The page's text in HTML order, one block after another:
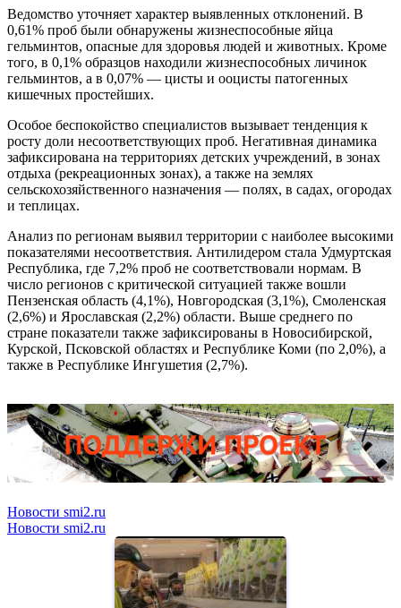
Ведомство уточняет характер выявленных отклонений. В
0,61% проб были обнаружены жизнеспособные яйца
гельминтов, опасные для здоровья людей и животных. Кроме
того, в 0,1% образцов находили жизнеспособных личинок
гельминтов, а в 0,07% — цисты и ооцисты патогенных
кишечных простейших.
Особое беспокойство специалистов вызывает тенденция к
росту доли несоответствующих проб. Негативная динамика
зафиксирована на территориях детских учреждений, в зонах
отдыха (рекреационных зонах), а также на землях
сельскохозяйственного назначения — полях, в садах, огородах
и теплицах.
Анализ по регионам выявил территории с наиболее высокими
показателями несоответствия. Антилидером стала Удмуртская
Республика, где 7,2% проб не соответствовали нормам. В
число регионов с критической ситуацией также вошли
Пензенская область (4,1%), Новгородская (3,1%), Смоленская
(2,6%) и Ярославская (2,2%) области. Выше среднего по
стране показатели также зафиксированы в Новосибирской,
Курской, Псковской областях и Республике Коми (по 2,0%), а
также в Республике Ингушетия (2,7%).
Новости smi2.ru
Новости smi2.ru